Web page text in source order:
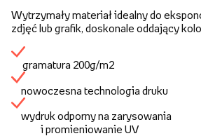
Wytrzymały materiał idealny do
zdjęć lub grafik, doskonale oddający
gramatura 200g/m2
nowoczesna technologia druku
wydruk odporny na zarysowania
i promieniowanie UV